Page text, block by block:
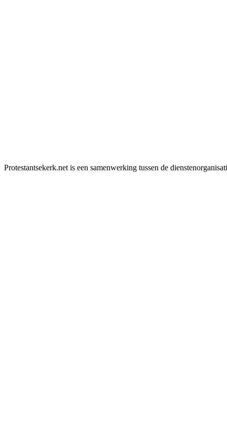
Protestantsekerk.net is een samenwerking tussen de